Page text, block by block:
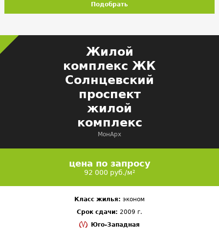
Подобрать
Жилой
комплекс ЖК
Солнцевский
проспект
жилой
комплекс
МонАрх
цена по запросу
92 000 руб./м²
Класс жилья: эконом
Срок сдачи: 2009 г.
Юго-Западная